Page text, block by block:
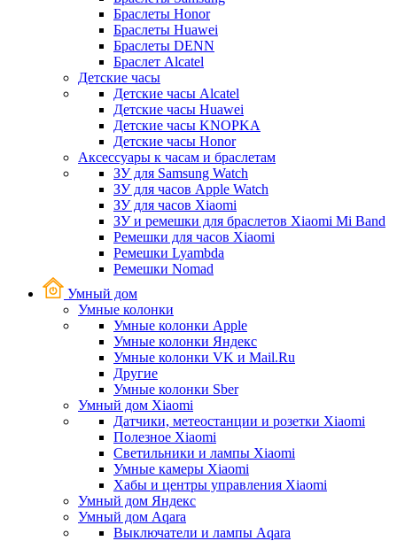
Браслеты Honor
Браслеты Huawei
Браслеты DENN
Браслет Alcatel
Детские часы
Детские часы Alcatel
Детские часы Huawei
Детские часы KNOPKA
Детские часы Honor
Аксессуары к часам и браслетам
ЗУ для Samsung Watch
ЗУ для часов Apple Watch
ЗУ для часов Xiaomi
ЗУ и ремешки для браслетов Xiaomi Mi Band
Ремешки для часов Xiaomi
Ремешки Lyambda
Ремешки Nomad
Умный дом
Умные колонки
Умные колонки Apple
Умные колонки Яндекс
Умные колонки VK и Mail.Ru
Другие
Умные колонки Sber
Умный дом Xiaomi
Датчики, метеостанции и розетки Xiaomi
Полезное Xiaomi
Светильники и лампы Xiaomi
Умные камеры Xiaomi
Хабы и центры управления Xiaomi
Умный дом Яндекс
Умный дом Aqara
Выключатели и лампы Aqara